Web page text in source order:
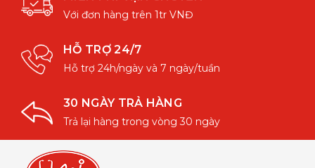
Với đơn hàng trên 1tr VNĐ
HỖ TRỢ 24/7
Hỗ trợ 24h/ngày và 7 ngày/tuần
30 NGÀY TRẢ HÀNG
Trả lại hàng trong vòng 30 ngày